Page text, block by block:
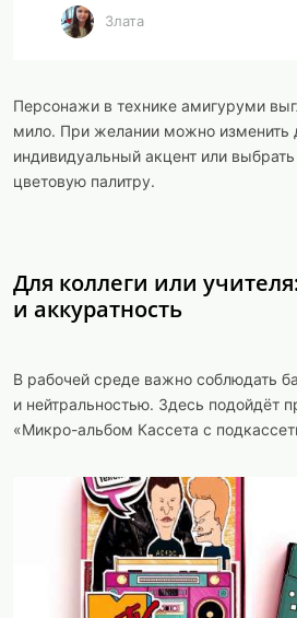
Злата
Персонажи в технике амигуруми
мило. При желании можно изменить
индивидуальный акцент или
цветовую палитру.
Для коллеги или
и аккуратность
В рабочей среде важно соблюдать
и нейтральностью. Здесь подойдёт
«Микро-альбом Кассета с